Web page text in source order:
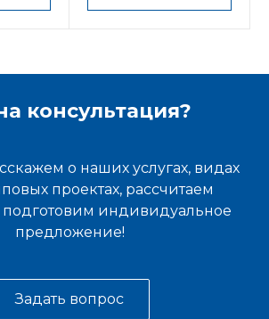
консультация?
о наших услугах, видах
проектах, рассчитаем
подготовим индивидуальное
предложение!
Задать вопрос